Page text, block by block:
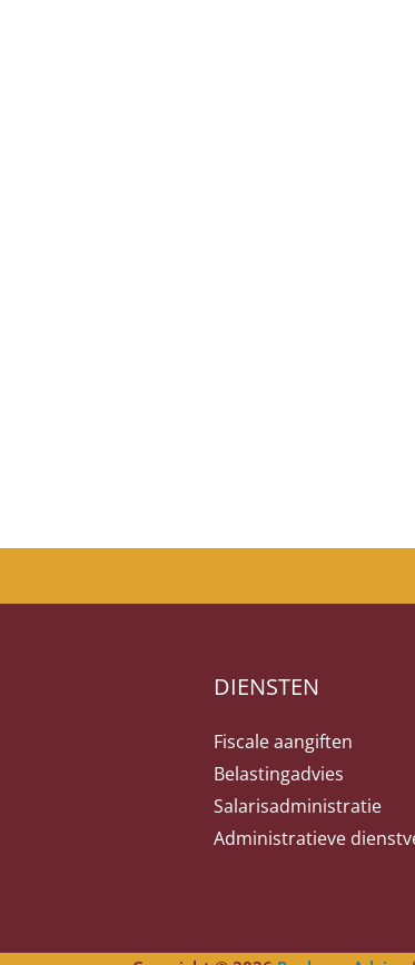
DIENSTEN
Fiscale aangiften
Belastingadvies
Salarisadministratie
Administratieve